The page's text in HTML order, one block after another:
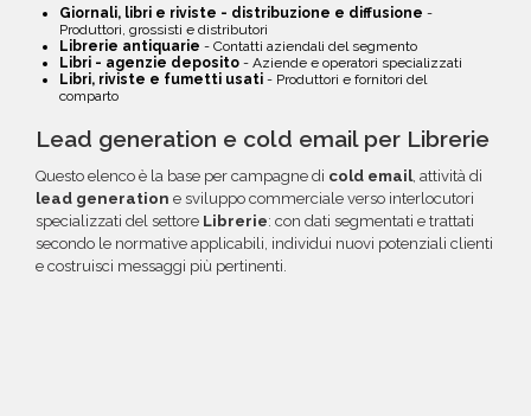
Giornali, libri e riviste - distribuzione e diffusione -
Produttori, grossisti e distributori
Librerie antiquarie - Contatti aziendali del segmento
Libri - agenzie deposito - Aziende e operatori specializzati
Libri, riviste e fumetti usati - Produttori e fornitori del
comparto
Lead generation e cold email per Librerie
Questo elenco è la base per campagne di cold email, attività di
lead generation e sviluppo commerciale verso interlocutori
specializzati del settore Librerie: con dati segmentati e trattati
secondo le normative applicabili, individui nuovi potenziali clienti
e costruisci messaggi più pertinenti.